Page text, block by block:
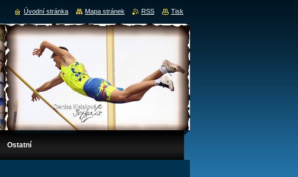
Ostatní
Úvodní stránka Mapa stránek RSS Tisk